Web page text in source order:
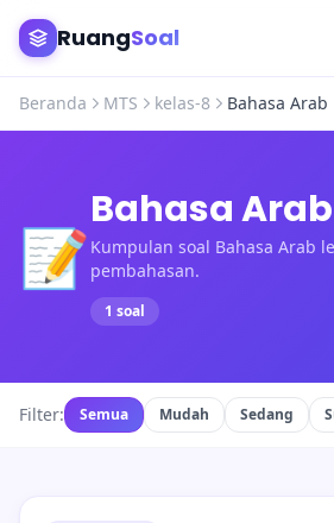
RuangSoal
Beranda MTS kelas-8 Bahasa Arab
📝
Bahasa Arab
Kumpulan soal Bahasa Arab
pembahasan.
1 soal
Filter: Semua Mudah Sedang